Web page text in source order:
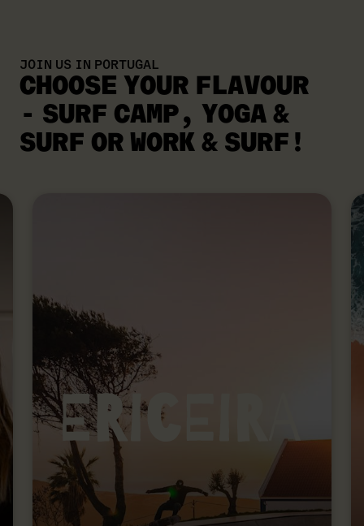
JOIN US IN PORTUGAL
CHOOSE YOUR FLAVOUR
- SURF CAMP, YOGA &
SURF OR WORK & SURF!